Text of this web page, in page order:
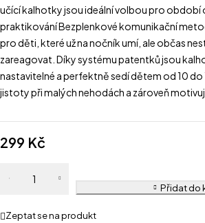
učící kalhotky jsou ideální volbou pro období
praktikování Bezplenkové komunikační
pro děti, které už na nočník umí, ale občas
zareagovat. Díky systému patentků jsou
nastavitelné a perfektně sedí dětem od 10
jistoty při malých nehodách a zároveň
299 Kč
Přidat do
Zeptat se na produkt